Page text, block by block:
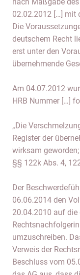
02.02.2012 […] mit
Die
deutschem Recht
erst unter den
übernehmende
Am 04.07.2012
HRB Nummer […]
„Die
Register der
wirksam
§§ 122k Abs. 4,
Der
06.06.2014 den
20.04.2010 auf
umzuschreiben.
Verweis der
Beschluss vom